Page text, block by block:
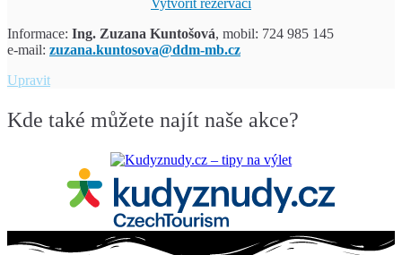
Vytvořit rezervaci
Informace: Ing. Zuzana Kuntošová, mobil: 724 985 145
e-mail: zuzana.kuntosova@ddm-mb.cz
UpravitMiniškolka
pátek
Kde také můžete najít naše akce?